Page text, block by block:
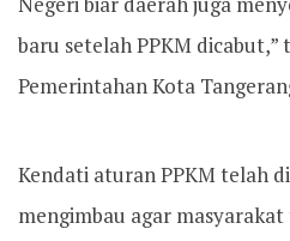
baru setelah PPKM
Pemerintahan Kota
Kendati aturan PPKM telah
mengimbau agar